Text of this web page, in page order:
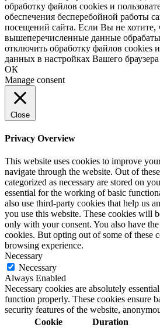
обработку файлов cookies и
обеспечения бесперебойной работы
посещений сайта. Если Вы не
вышеперечисленные данные
отключить обработку файлов cookies
данных в настройках Вашего
ОК
Manage consent
Close
Privacy Overview
This website uses cookies to improve
navigate through the website. Out of
categorized as necessary are stored on
essential for the working of basic
also use third-party cookies that help us
you use this website. These cookies will
only with your consent. You also have
cookies. But opting out of some of these
browsing experience.
Necessary
Necessary
Always Enabled
Necessary cookies are absolutely
function properly. These cookies ensure
security features of the website,
Cookie
Duration